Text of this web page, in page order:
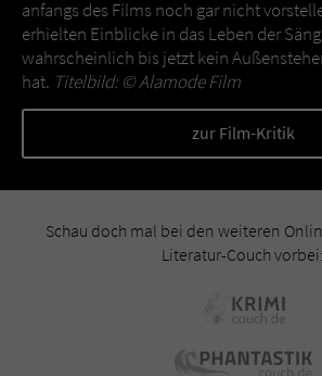
anfangs des Films noch gar nicht
erhielten Einblicke in das Leben der
wahrscheinlich bis jetzt kein
hat. Titelbild: ©Alamode Film
zur Film-Kritik
Schau doch mal bei den weiteren
Literatur-Couch vorbei: